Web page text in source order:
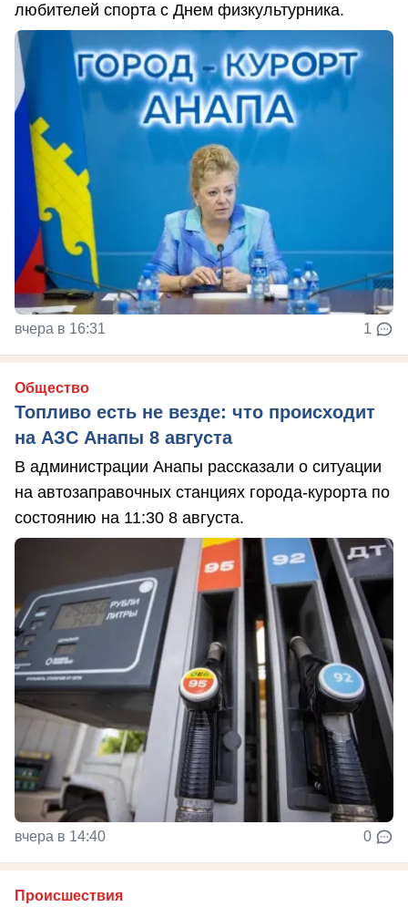
любителей спорта с Днем физкультурника.
вчера в 16:31 1
Общество
Топливо есть не везде: что происходит
на АЗС Анапы 8 августа
В администрации Анапы рассказали о ситуации
на автозаправочных станциях города-курорта по
состоянию на 11:30 8 августа.
вчера в 14:40 0
Происшествия